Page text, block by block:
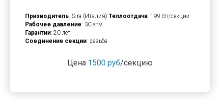
Призводитель: Sira (Италия) Теплоотдача: 199 Вт/секции
Рабочее давление: 30 атм.
Гарантии: 20 лет
Соединение секции: резьба
Цена 1500 руб/секцию